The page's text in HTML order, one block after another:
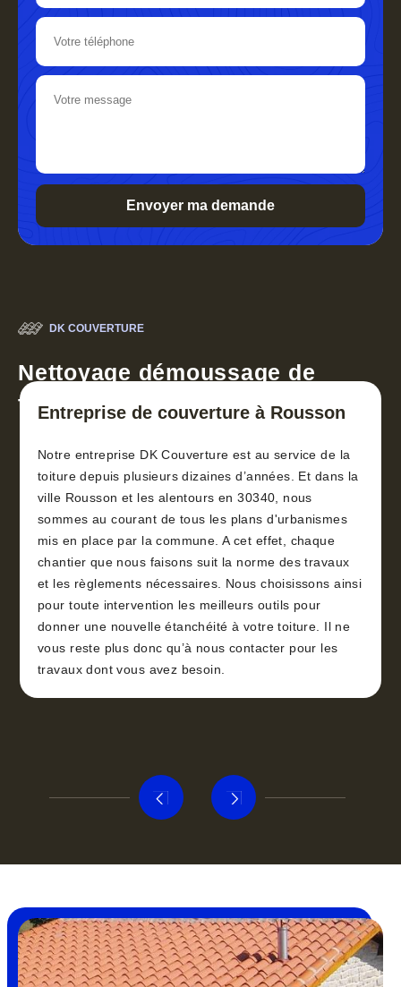
DK COUVERTURE
Nettoyage démoussage de
toiture 30
Entreprise de couverture à Rousson
Notre entreprise DK Couverture est au service de la
toiture depuis plusieurs dizaines d’années. Et dans la
ville Rousson et les alentours en 30340, nous
sommes au courant de tous les plans d'urbanismes
mis en place par la commune. A cet effet, chaque
chantier que nous faisons suit la norme des travaux
et les règlements nécessaires. Nous choisissons ainsi
pour toute intervention les meilleurs outils pour
donner une nouvelle étanchéité à votre toiture. Il ne
vous reste plus donc qu’à nous contacter pour les
travaux dont vous avez besoin.